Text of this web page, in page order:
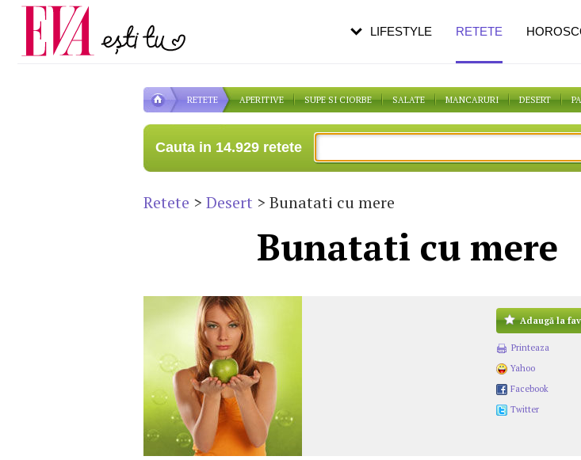
RETETE APERITIVE SUPE SI CIORBE SALATE MANCARURI DESERT
Cauta in 14.929 retete
Retete > Desert > Bunatati cu mere
Bunatati cu mere
Adaugă la
Printeaza
Yahoo
Facebook
Twitter
LIFESTYLE RETETE
Carieră
Actualitate